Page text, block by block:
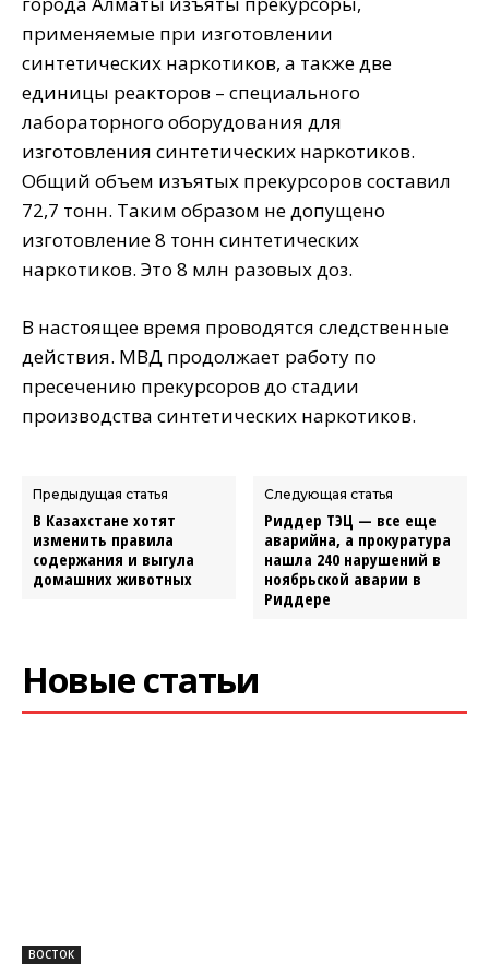
применяемые при изготовлении
синтетических наркотиков, а также две
единицы реакторов – специального
лабораторного оборудования для
изготовления синтетических наркотиков.
Общий объем изъятых прекурсоров составил
72,7 тонн. Таким образом не допущено
изготовление 8 тонн синтетических
наркотиков. Это 8 млн разовых доз.
В настоящее время проводятся следственные
действия. МВД продолжает работу по
пресечению прекурсоров до стадии
производства синтетических наркотиков.
Предыдущая статья
В Казахстане хотят
изменить правила
содержания и выгула
домашних животных
Следующая статья
Риддер ТЭЦ — все еще
аварийна, а прокуратура
нашла 240 нарушений в
ноябрьской аварии в
Риддере
Новые статьи
ВОСТОК